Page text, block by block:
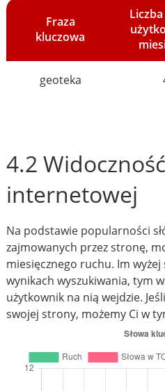
Fraza
kluczowa
geoteka
4.2
internetowej
Na podstawie popularności
zajmowanych przez stronę,
miesięcznego ruchu. Im
wynikach wyszukiwania, tym
użytkownik na nią wejdzie.
swojej strony, możemy Ci w